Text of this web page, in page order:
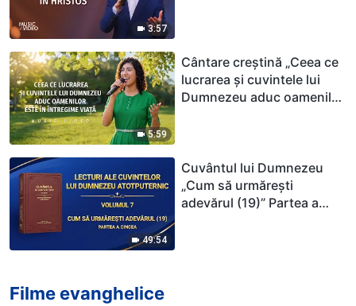
3:57
5:59
Cântare creștină „Ceea ce
lucrarea și cuvintele lui
Dumnezeu aduc oamenilor
49:54
Cuvântul lui Dumnezeu
„Cum să urmărești
adevărul (19)” Partea a
Filme evanghelice